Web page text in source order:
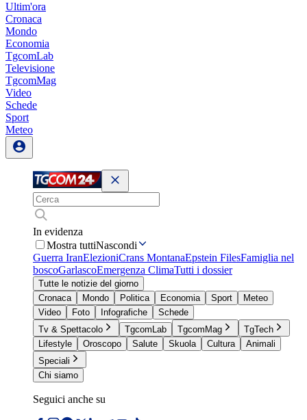
Ultim'ora
Cronaca
Mondo
Economia
TgcomLab
Televisione
TgcomMag
Video
Schede
Sport
Meteo
In evidenza
Mostra tuttiNascondi
Guerra IranElezioniCrans MontanaEpstein FilesFamiglia nel
boscoGarlascoEmergenza ClimaTutti i dossier
Tutte le notizie del giorno
Cronaca
Mondo Politica Economia Sport
Meteo
Video
Foto Infografiche
Schede
Tv & Spettacolo
TgcomLab TgcomMag
TgTech
Lifestyle
Oroscopo Salute Skuola Cultura
Animali
Speciali
Chi siamo
Seguici anche su